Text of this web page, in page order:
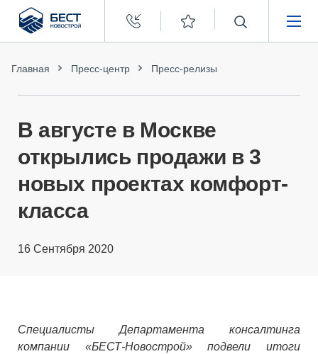
Бест
Новострой
ПОКУПАТЕЛЯМ
ЗАСТРОЙЩИКАМ
О КОМПАНИИ
Главная Пресс-центр Пресс-релизы
В августе в Москве
открылись продажи в 3
новых проектах комфорт-
класса
16 Сентября 2020
Специалисты Департамента консалтинга
компании «БЕСТ-Новострой» подвели итоги